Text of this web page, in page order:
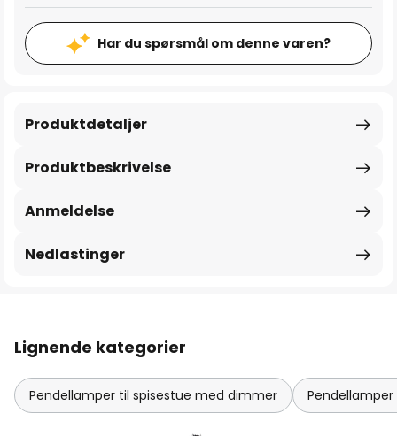
Har du spørsmål om denne varen?
Produktbeskrivelse
Produktdetaljer
Anmeldelse
Nedlastinger
Lignende kategorier
Pendellamper til spisestue med dimmer Pendellamper